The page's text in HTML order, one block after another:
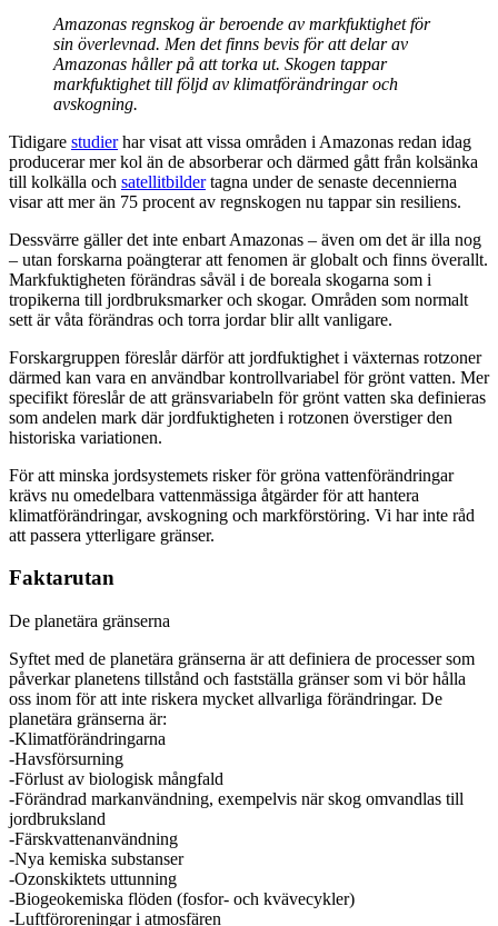
Amazonas regnskog är beroende av markfuktighet för
sin överlevnad. Men det finns bevis för att delar av
Amazonas håller på att torka ut. Skogen tappar
markfuktighet till följd av klimatförändringar och
avskogning.
Tidigare studierhar visat att vissa områden i Amazonas redan idag
producerar mer kol än de absorberar och därmed gått från kolsänka
till kolkälla och satellitbildertagna under de senaste decennierna
visar att mer än 75 procent av regnskogen nu tappar sin resiliens.
Dessvärre gäller det inte enbart Amazonas – även om det är illa nog
– utan forskarna poängterar att fenomen är globalt och finns överallt.
Markfuktigheten förändras såväl i de boreala skogarna som i
tropikerna till jordbruksmarker och skogar. Områden som normalt
sett är våta förändras och torra jordar blir allt vanligare.
Forskargruppen föreslår därför att jordfuktighet i växternas rotzoner
därmed kan vara en användbar kontrollvariabel för grönt vatten. Mer
specifikt föreslår de att gränsvariabeln för grönt vatten ska definieras
som andelen mark där jordfuktigheten i rotzonen överstiger den
historiska variationen.
För att minska jordsystemets risker för gröna vattenförändringar
krävs nu omedelbara vattenmässiga åtgärder för att hantera
klimatförändringar, avskogning och markförstöring. Vi har inte råd
att passera ytterligare gränser.
Faktarutan
De planetära gränserna
Syftet med de planetära gränserna är att definiera de processer som
påverkar planetens tillstånd och fastställa gränser som vi bör hålla
oss inom för att inte riskera mycket allvarliga förändringar. De
planetära gränserna är:
-Klimatförändringarna
-Havsförsurning
-Förlust av biologisk mångfald
-Förändrad markanvändning, exempelvis när skog omvandlas till
jordbruksland
-Färskvattenanvändning
-Nya kemiska substanser
-Ozonskiktets uttunning
-Biogeokemiska flöden (fosfor- och kvävecykler)
-Luftföroreningar i atmosfären